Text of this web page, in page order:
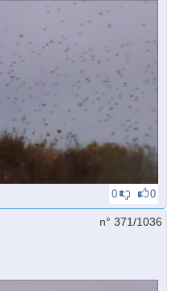
0 0
n° 371/1036